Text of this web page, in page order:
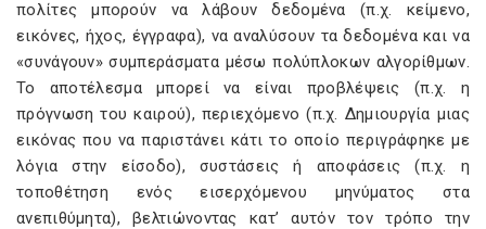
πολίτες μπορούν να λάβουν δεδομένα (π.χ. κείμενο,
εικόνες, ήχος, έγγραφα), να αναλύσουν τα δεδομένα και να
«συνάγουν» συμπεράσματα μέσω πολύπλοκων αλγορίθμων.
Το αποτέλεσμα μπορεί να είναι προβλέψεις (π.χ. η
πρόγνωση του καιρού), περιεχόμενο (π.χ. Δημιουργία μιας
εικόνας που να παριστάνει κάτι το οποίο περιγράφηκε με
λόγια στην είσοδο), συστάσεις ή αποφάσεις (π.χ. η
τοποθέτηση ενός εισερχόμενου μηνύματος στα
ανεπιθύμητα), βελτιώνοντας κατ’ αυτόν τον τρόπο την